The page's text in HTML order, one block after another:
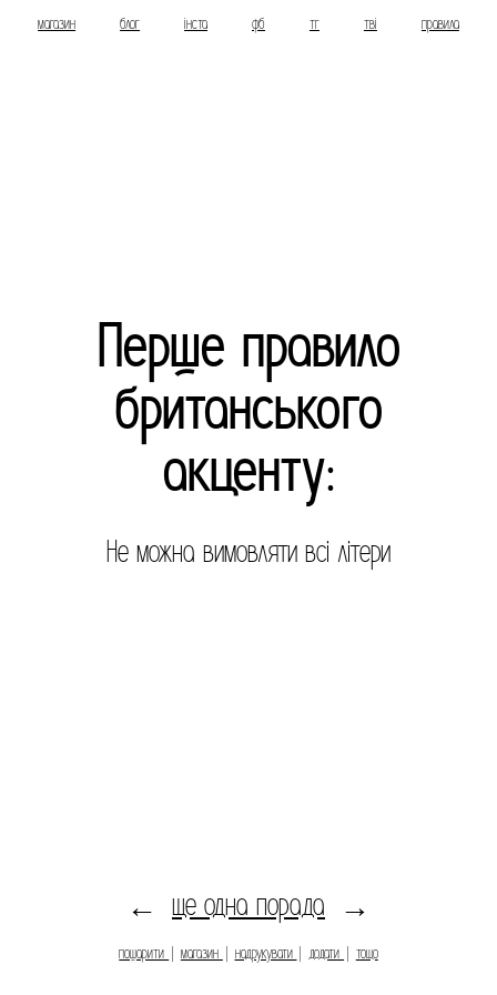
магазин блог інста фб тг тві правила
Перше правило
британського
акценту:
Не можна вимовляти всі літери
← ще одна порада →
пошарити магазин надрукувати додати тощо